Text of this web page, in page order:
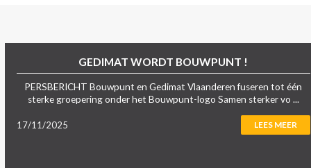
GEDIMAT WORDT BOUWPUNT !
PERSBERICHT Bouwpunt en Gedimat Vlaanderen fuseren tot één
sterke groepering onder het Bouwpunt-logo Samen sterker vo ...
17/11/2025 LEES MEER